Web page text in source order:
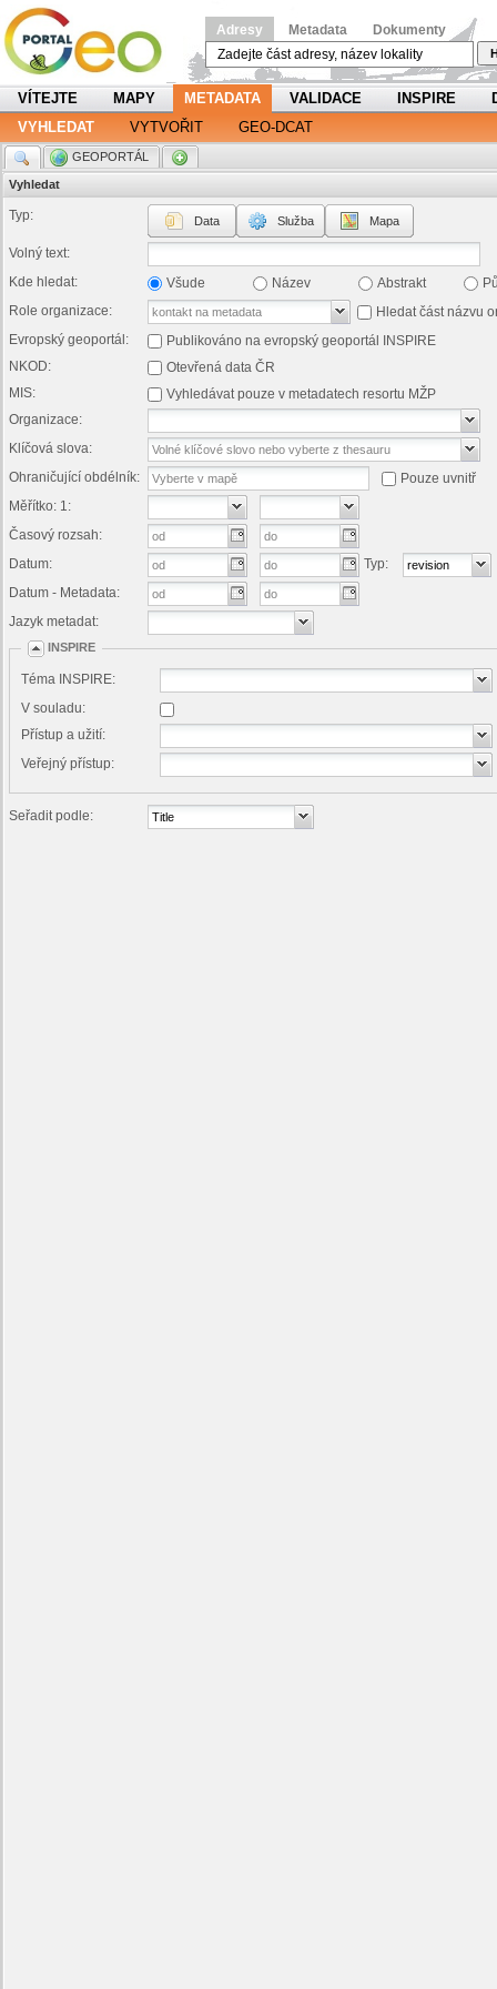
Adresy Metadata Dokumenty
VÍTEJTE MAPY METADATA VALIDACE INSPIRE
VYHLEDAT
VYTVOŘIT GEO-DCAT
GEOPORTÁL
Vyhledat
Typ: Data Služba Mapa
Volný text:
Kde hledat:
Všude Název Abstrakt
Role organizace:
Hledat část názvu
Evropský geoportál:
Publikováno na evropský geoportál INSPIRE
NKOD:
Otevřená data ČR
MIS:
Vyhledávat pouze v metadatech resortu MŽP
Organizace:
Klíčová slova:
Ohraničující obdélník:
Pouze uvnitř
Měřítko: 1:
Časový rozsah:
Datum:
Datum - Metadata:
Typ:
Jazyk metadat:
INSPIRE
Téma INSPIRE:
V souladu:
Přístup a užití:
Veřejný přístup:
Seřadit podle: